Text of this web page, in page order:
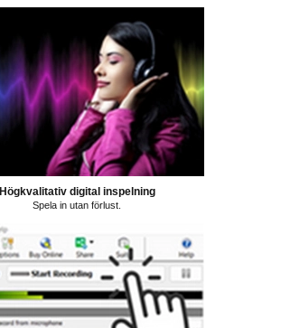
Högkvalitativ digital inspelning
Spela in utan förlust.